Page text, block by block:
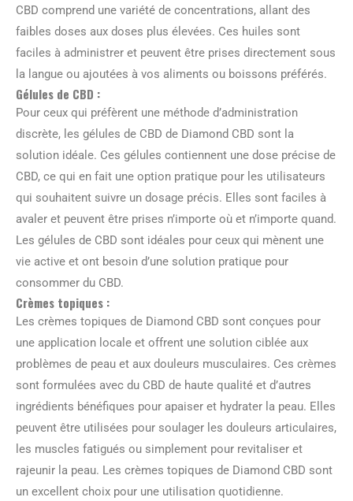
CBD comprend une variété de concentrations, allant des
faibles doses aux doses plus élevées. Ces huiles sont
faciles à administrer et peuvent être prises directement sous
la langue ou ajoutées à vos aliments ou boissons préférés.
Gélules de CBD :
Pour ceux qui préfèrent une méthode d’administration
discrète, les gélules de CBD de Diamond CBD sont la
solution idéale. Ces gélules contiennent une dose précise de
CBD, ce qui en fait une option pratique pour les utilisateurs
qui souhaitent suivre un dosage précis. Elles sont faciles à
avaler et peuvent être prises n’importe où et n’importe quand.
Les gélules de CBD sont idéales pour ceux qui mènent une
vie active et ont besoin d’une solution pratique pour
consommer du CBD.
Crèmes topiques :
Les crèmes topiques de Diamond CBD sont conçues pour
une application locale et offrent une solution ciblée aux
problèmes de peau et aux douleurs musculaires. Ces crèmes
sont formulées avec du CBD de haute qualité et d’autres
ingrédients bénéfiques pour apaiser et hydrater la peau. Elles
peuvent être utilisées pour soulager les douleurs articulaires,
les muscles fatigués ou simplement pour revitaliser et
rajeunir la peau. Les crèmes topiques de Diamond CBD sont
un excellent choix pour une utilisation quotidienne.